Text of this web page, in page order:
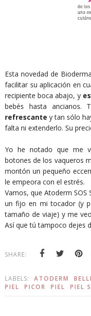
Esta novedad de
facilitar su aplicación en
recipiente boca abajo, y
bebés hasta ancianos.
refrescante y tan sólo
falta ni extenderlo. Su
Yo he notado que me
botones de los vaqueros
montón un pequeño
le empeora con el estrés.
Vamos, que Atoderm SOS
un fijo en mi tocador (y
tamaño de viaje) y me
Así que tú tampoco dejes
SHARE:
LABELS: ATODERM
PIEL
PICOR PIEL PIEL